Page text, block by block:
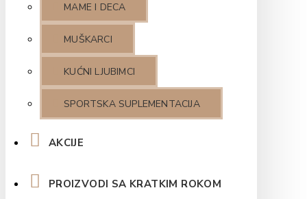
MAME I DECA
MUŠKARCI
KUĆNI LJUBIMCI
SPORTSKA SUPLEMENTACIJA
AKCIJE
PROIZVODI SA KRATKIM ROKOM